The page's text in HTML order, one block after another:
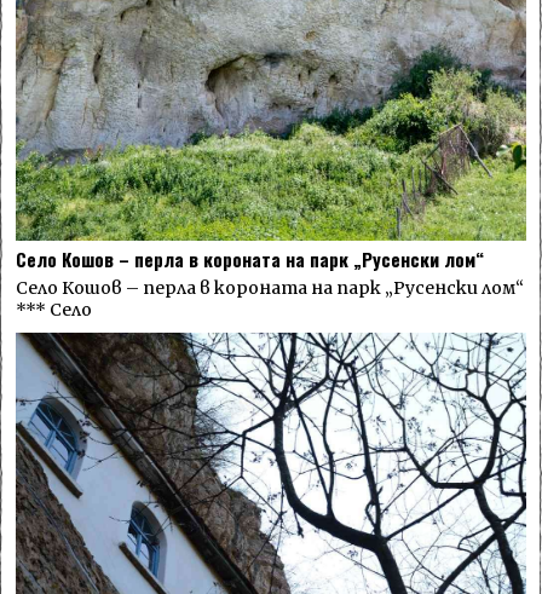
Село Кошов – перла в короната на парк „Русенски лом“
Село Кошов – перла в короната на парк „Русенски лом“
*** Село